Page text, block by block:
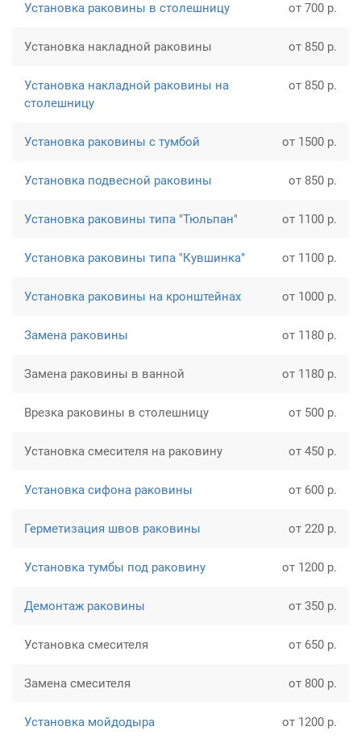
Установка раковины в столешницу от 700 р.
Установка накладной раковины от 850 р.
Установка накладной раковины на
столешницу
от 850 р.
Установка раковины с тумбой от 1500 р.
Установка подвесной раковины от 850 р.
Установка раковины типа "Тюльпан" от 1100 р.
Установка раковины типа "Кувшинка" от 1100 р.
Установка раковины на кронштейнах от 1000 р.
Замена раковины от 1180 р.
Замена раковины в ванной от 1180 р.
Врезка раковины в столешницу от 500 р.
Установка смесителя на раковину от 450 р.
Установка сифона раковины от 600 р.
Герметизация швов раковины от 220 р.
Установка тумбы под раковину от 1200 р.
Демонтаж раковины от 350 р.
Установка смесителя от 650 р.
Замена смесителя от 800 р.
Установка мойдодыра от 1200 р.